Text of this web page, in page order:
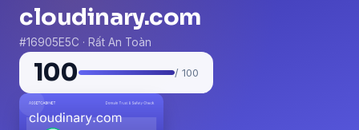
cloudinary.com
#16905E5C · Rất An Toàn
100 / 100